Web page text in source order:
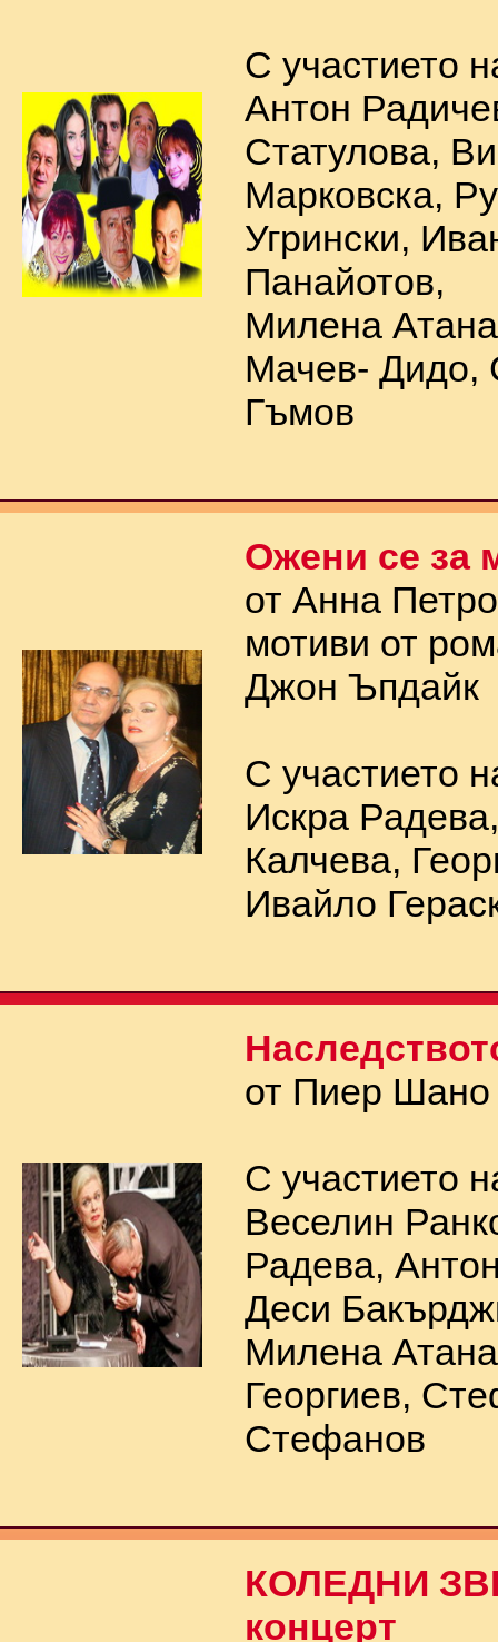
С участието
Антон
Статулова,
Марковска,
Угрински,
Панайотов,
Милена
Мачев- Дидо,
Гъмов
Ожени се за
от Анна
мотиви от
Джон Ъпдайк
С участието
Искра
Калчева,
Ивайло
от Пиер Шано
С участието
Веселин
Радева,
Деси
Милена
Георгиев,
Стефанов
КОЛЕДНИ
концерт